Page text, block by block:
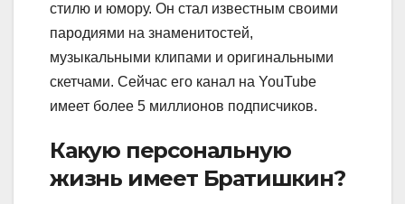
стилю и юмору. Он стал известным своими
пародиями на знаменитостей,
музыкальными клипами и оригинальными
скетчами. Сейчас его канал на YouTube
имеет более 5 миллионов подписчиков.
Какую персональную
жизнь имеет Братишкин?